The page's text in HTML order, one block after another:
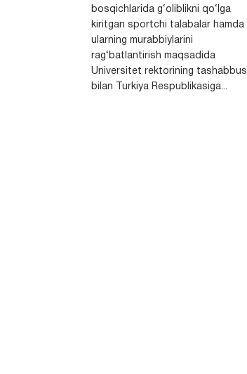
bosqichlarida g‘oliblikni qo‘lga
kiritgan sportchi talabalar hamda
ularning murabbiylarini
rag‘batlantirish maqsadida
Universitet rektorining tashabbusi
bilan Turkiya Respublikasiga...